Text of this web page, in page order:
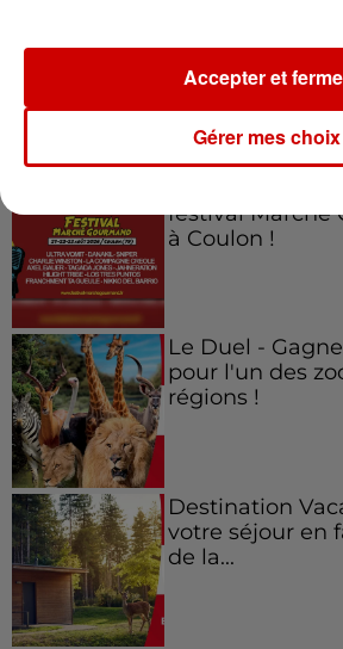
l'événement
Morlaix !
festival Marché
à Coulon !
Le Duel -
pour l'un des
régions !
Destination
votre séjour en
de la...
Gérer mes choix
Accepter et